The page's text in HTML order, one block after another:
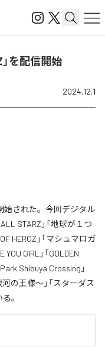
を配信開始
2024.12.1
始された。今回デジタル
STARZ」「地球が１つ
HEROZ」「マシュマロガ
YOU GIRL」「GOLDEN
Park Shibuya Crossing」
河の王様〜」「スターダス
。